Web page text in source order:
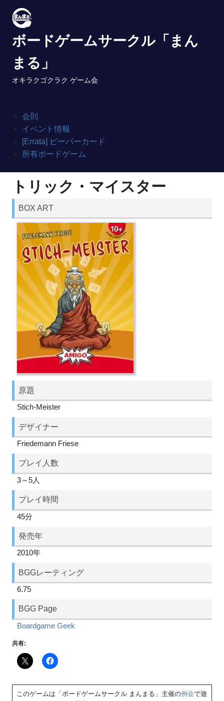
content
ボードゲームサークル「まん
まる」
オキラクゴクラク ゲーム会
会則
イベント情報
[Errata] ピーパーカード
所有ボードゲーム
トリック・マイスター
BOX ART
原題
Stich-Meister
デザイナー
Friedemann Friese
プレイ人数
3～5人
プレイ時間
45分
発売年
2010年
BGGレーティング
6.75
BGG Page
Boardgame Geek
共有:
このゲームは「ボードゲームサークル まんまる」主催の例会で遊